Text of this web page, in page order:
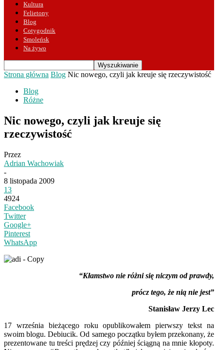
Kultura
Felietony
Blog
Cotygodnik
Smoleńsk
Na żywo
Strona główna Blog Nic nowego, czyli jak kreuje się rzeczywistość
Blog
Różne
Nic nowego, czyli jak kreuje się
rzeczywistość
Przez
Adrian Wachowiak
-
8 listopada 2009
13
4924
Facebook
Twitter
Google+
Pinterest
WhatsApp
“Kłamstwo nie różni się niczym od prawdy,
prócz tego, że nią nie jest”
Stanisław Jerzy Lec
17 września bieżącego roku opublikowałem pierwszy tekst na
swoim blogu. Debiucik. Od samego początku byłem przekonany, że
prezentowane tu treści prędzej czy później ściągną na mnie kłopoty.